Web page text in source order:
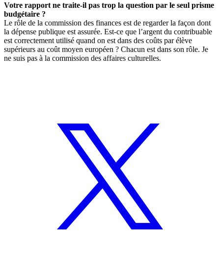
Votre rapport ne traite-il pas trop la question par le seul prisme
budgétaire ?
Le rôle de la commission des finances est de regarder la façon dont
la dépense publique est assurée. Est-ce que l’argent du contribuable
est correctement utilisé quand on est dans des coûts par élève
supérieurs au coût moyen européen ? Chacun est dans son rôle. Je
ne suis pas à la commission des affaires culturelles.